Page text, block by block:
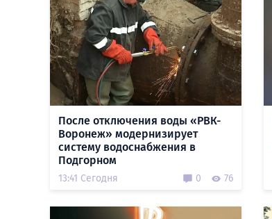
После отключения воды «РВК-
Воронеж» модернизирует
систему водоснабжения в
Подгорном
13:41 Сегодня 0 76